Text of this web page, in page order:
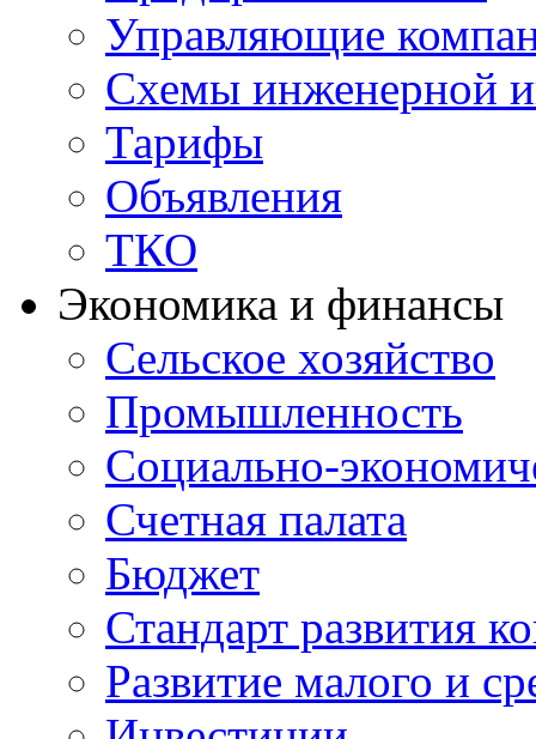
Управляющие
Схемы инженерной
Тарифы
Объявления
ТКО
Экономика и финансы
Сельское хозяйство
Промышленность
Социально-
Счетная палата
Бюджет
Стандарт развития
Развитие малого и